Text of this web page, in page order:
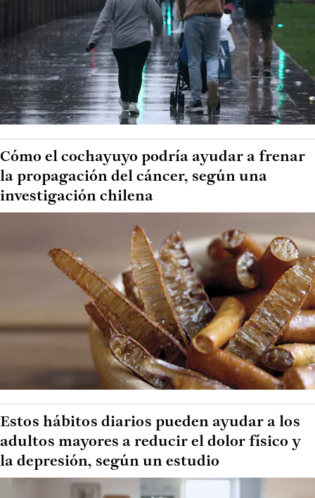
Cómo el cochayuyo podría ayudar a frenar
la propagación del cáncer, según una
investigación chilena
Estos hábitos diarios pueden ayudar a los
adultos mayores a reducir el dolor físico y
la depresión, según un estudio